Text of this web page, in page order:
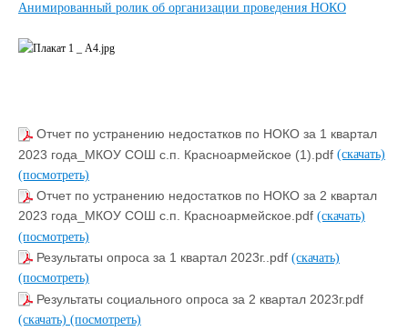
Анимированный ролик об организации проведения НОКО
Отчет по устранению недостатков по НОКО за 1 квартал
2023 года_МКОУ СОШ с.п. Красноармейское (1).pdf (скачать)
(посмотреть)
Отчет по устранению недостатков по НОКО за 2 квартал
2023 года_МКОУ СОШ с.п. Красноармейское.pdf (скачать)
(посмотреть)
Результаты опроса за 1 квартал 2023г..pdf (скачать)
(посмотреть)
Результаты социального опроса за 2 квартал 2023г.pdf
(скачать) (посмотреть)